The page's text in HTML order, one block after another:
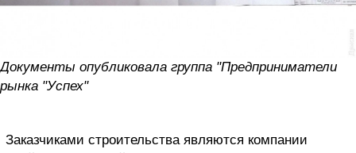
Документы опубликовала группа "Предприниматели
рынка "Успех"
Заказчиками строительства являются компании